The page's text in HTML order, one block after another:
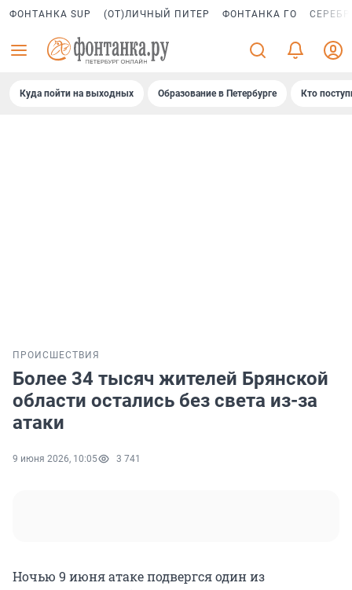
ФОНТАНКА SUP (ОТ)ЛИЧНЫЙ ПИТЕР ФОНТАНКА ГО
Куда пойти на выходных Образование в Петербурге Кто
ПРОИСШЕСТВИЯ
Более 34 тысяч жителей Брянской
области остались без света из-за
атаки
9 июня 2026, 10:05 3 741
Ночью 9 июня атаке подвергся один из